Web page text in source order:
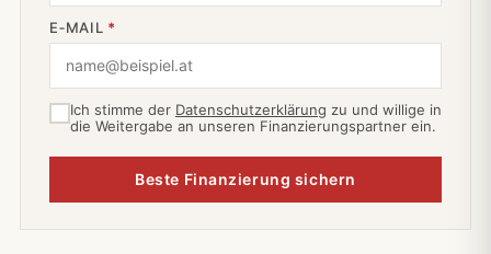
E‑MAIL *
Ich stimme der Datenschutzerklärung zu und willige in
die Weitergabe an unseren Finanzierungspartner ein.
Beste Finanzierung sichern